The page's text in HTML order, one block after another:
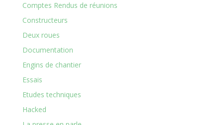
Comptes Rendus de réunions
Constructeurs
Deux roues
Documentation
Engins de chantier
Essais
Etudes techniques
Hacked